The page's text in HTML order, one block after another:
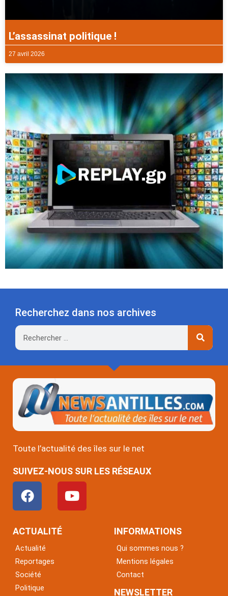
L’assassinat politique !
27 avril 2026
Recherchez dans nos archives
Rechercher
Toute l’actualité des îles sur le net
SUIVEZ-NOUS SUR LES RÉSEAUX
F
a
c
e
o
o
k
Y
o
u
ACTUALITÉ
Actualité
Reportages
Société
Politique
INFORMATIONS
Qui sommes nous ?
Mentions légales
Contact
NEWSLETTER